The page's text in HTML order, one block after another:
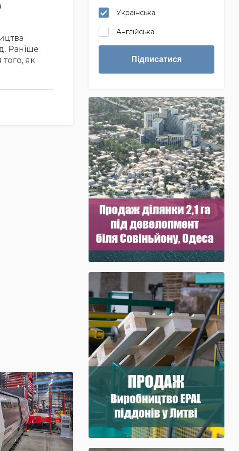
Раніше
як
Українська
Англійська
Підписатися